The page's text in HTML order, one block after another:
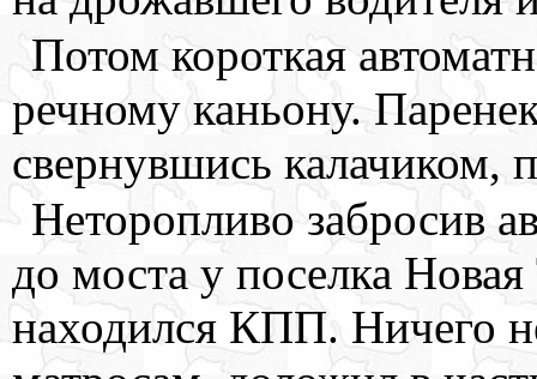
Потом короткая
речному каньону.
свернувшись калачиком,
Неторопливо забросив
до моста у поселка
находился КПП. Ничего